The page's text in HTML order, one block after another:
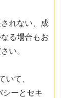
れない、成
る場合もお
い。
いて、
ーとセキ